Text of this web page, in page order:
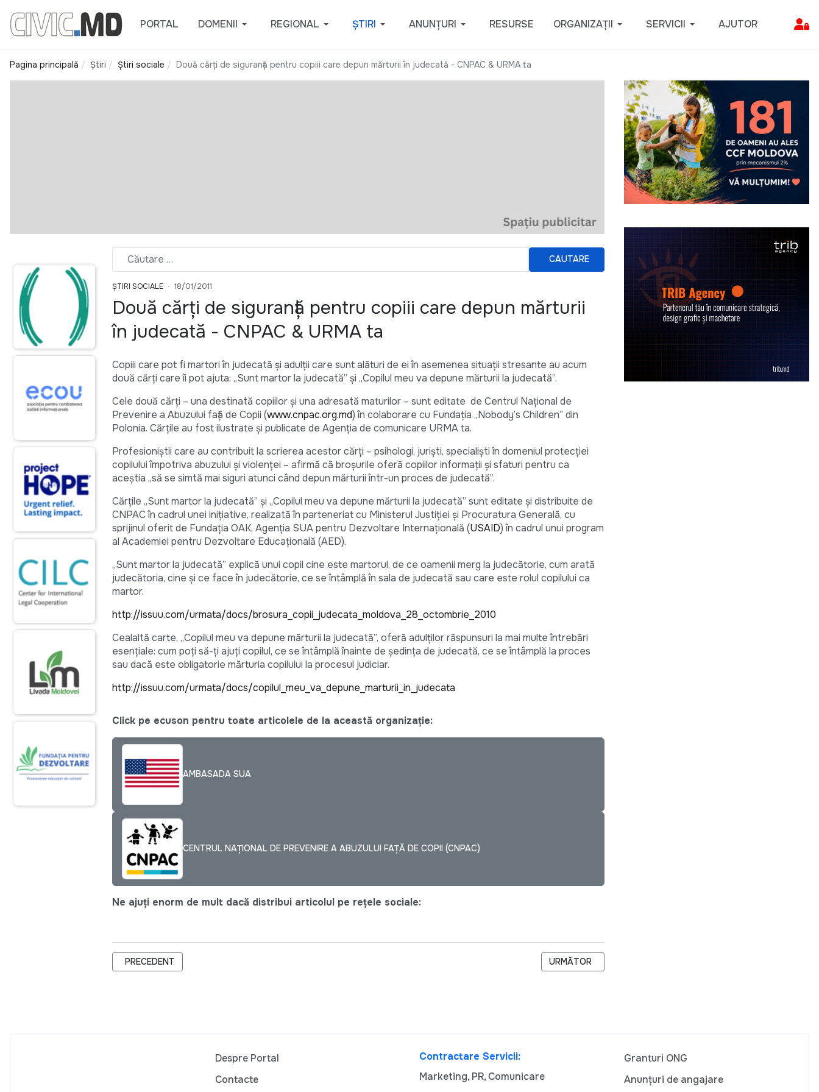
PORTAL DOMENII REGIONAL ȘTIRI ANUNȚURI RESURSE ORGANIZAȚII SERVICII AJUTOR
Pagina principală Știri Știri sociale Două cărţi de siguranţă pentru copiii care depun mărturii în judecată - CNPAC & URMA ta
CAUTARE
ȘTIRI SOCIALE 18/01/2011
Două cărţi de siguranţă pentru copiii care depun mărturii
în judecată - CNPAC & URMA ta
Copiii care pot fi martori în judecată şi adulţii care sunt alături de ei în asemenea situaţii stresante au acum
două cărţi care îi pot ajuta: „Sunt martor la judecată” şi „Copilul meu va depune mărturii la judecată”.
Cele două cărţi – una destinată copiilor şi una adresată maturilor – sunt editate de Centrul Naţional de
Prevenire a Abuzului faţă de Copii (www.cnpac.org.md) în colaborare cu Fundaţia „Nobody’s Children” din
Polonia. Cărţile au fost ilustrate şi publicate de Agenţia de comunicare URMA ta.
Profesioniştii care au contribuit la scrierea acestor cărţi – psihologi, jurişti, specialişti în domeniul protecţiei
copilului împotriva abuzului şi violenţei – afirmă că broşurile oferă copiilor informaţii şi sfaturi pentru ca
aceştia „să se simtă mai siguri atunci când depun mărturii într-un proces de judecată”.
Cărţile „Sunt martor la judecată” şi „Copilul meu va depune mărturii la judecată” sunt editate şi distribuite de
CNPAC în cadrul unei iniţiative, realizată în parteneriat cu Ministerul Justiţiei şi Procuratura Generală, cu
sprijinul oferit de Fundaţia OAK, Agenţia SUA pentru Dezvoltare Internaţională (USAID) în cadrul unui program
al Academiei pentru Dezvoltare Educaţională (AED).
„Sunt martor la judecată” explică unui copil cine este martorul, de ce oamenii merg la judecătorie, cum arată
judecătoria, cine şi ce face în judecătorie, ce se întâmplă în sala de judecată sau care este rolul copilului ca
martor.
http://issuu.com/urmata/docs/brosura_copii_judecata_moldova_28_octombrie_2010
Cealaltă carte, „Copilul meu va depune mărturii la judecată”, oferă adulţilor răspunsuri la mai multe întrebări
esenţiale: cum poţi să-ţi ajuţi copilul, ce se întâmplă înainte de şedinţa de judecată, ce se întâmplă la proces
sau dacă este obligatorie mărturia copilului la procesul judiciar.
http://issuu.com/urmata/docs/copilul_meu_va_depune_marturii_in_judecata
Click pe ecuson pentru toate articolele de la această organizație:
AMBASADA SUA
CENTRUL NAȚIONAL DE PREVENIRE A ABUZULUI FAȚĂ DE COPII (CNPAC)
Ne ajuți enorm de mult dacă distribui articolul pe rețele sociale:
ARTICOL PRECEDENT: MOLDOVA, CONDAMNATĂ DE CEDO PENTRU VIOLAREA DREPTULUI LA ÎNTRUNIRI
PRECEDENT ARTICOLUL URMĂTOR: CONSULTARE PUBLICĂ: EVALUAREA
URMĂTOR
Despre Portal
Contacte
Contractare Servicii:
Marketing, PR, Comunicare
Granturi ONG
Anunțuri de angajare